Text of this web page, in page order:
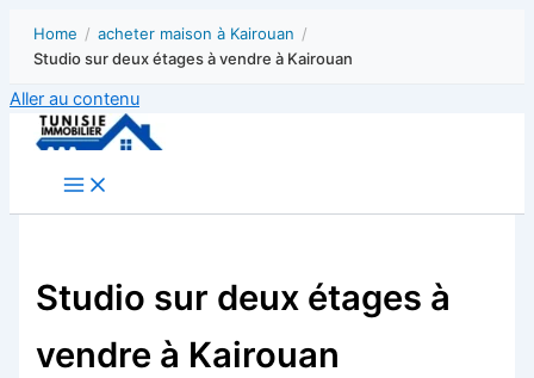
Home / acheter maison à Kairouan /
Studio sur deux étages à vendre à Kairouan
Aller au contenu
Studio sur deux étages à
vendre à Kairouan